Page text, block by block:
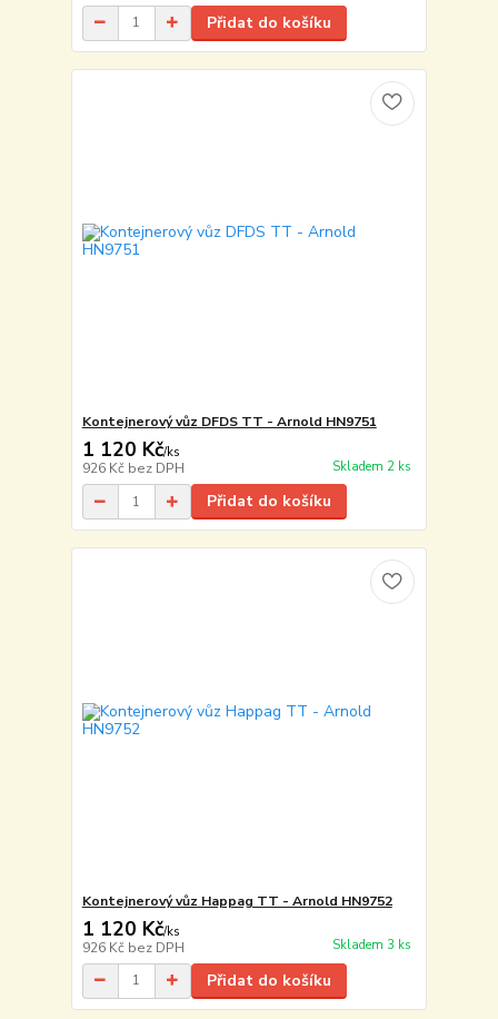
Přidat do košíku
Kontejnerový vůz DFDS TT - Arnold HN9751
1 120 Kč/ks
926 Kč bez DPH Skladem 2 ks
Přidat do košíku
Kontejnerový vůz Happag TT - Arnold HN9752
1 120 Kč/ks
926 Kč bez DPH Skladem 3 ks
Přidat do košíku